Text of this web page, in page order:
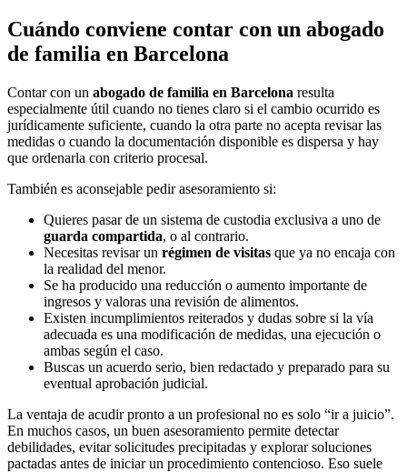
Cuándo conviene contar con un abogado
de familia en Barcelona
Contar con un abogado de familia en Barcelona resulta
especialmente útil cuando no tienes claro si el cambio ocurrido es
jurídicamente suficiente, cuando la otra parte no acepta revisar las
medidas o cuando la documentación disponible es dispersa y hay
que ordenarla con criterio procesal.
También es aconsejable pedir asesoramiento si:
Quieres pasar de un sistema de custodia exclusiva a uno de
guarda compartida, o al contrario.
Necesitas revisar un régimen de visitas que ya no encaja con
la realidad del menor.
Se ha producido una reducción o aumento importante de
ingresos y valoras una revisión de alimentos.
Existen incumplimientos reiterados y dudas sobre si la vía
adecuada es una modificación de medidas, una ejecución o
ambas según el caso.
Buscas un acuerdo serio, bien redactado y preparado para su
eventual aprobación judicial.
La ventaja de acudir pronto a un profesional no es solo “ir a juicio”.
En muchos casos, un buen asesoramiento permite detectar
debilidades, evitar solicitudes precipitadas y explorar soluciones
pactadas antes de iniciar un procedimiento contencioso. Eso suele